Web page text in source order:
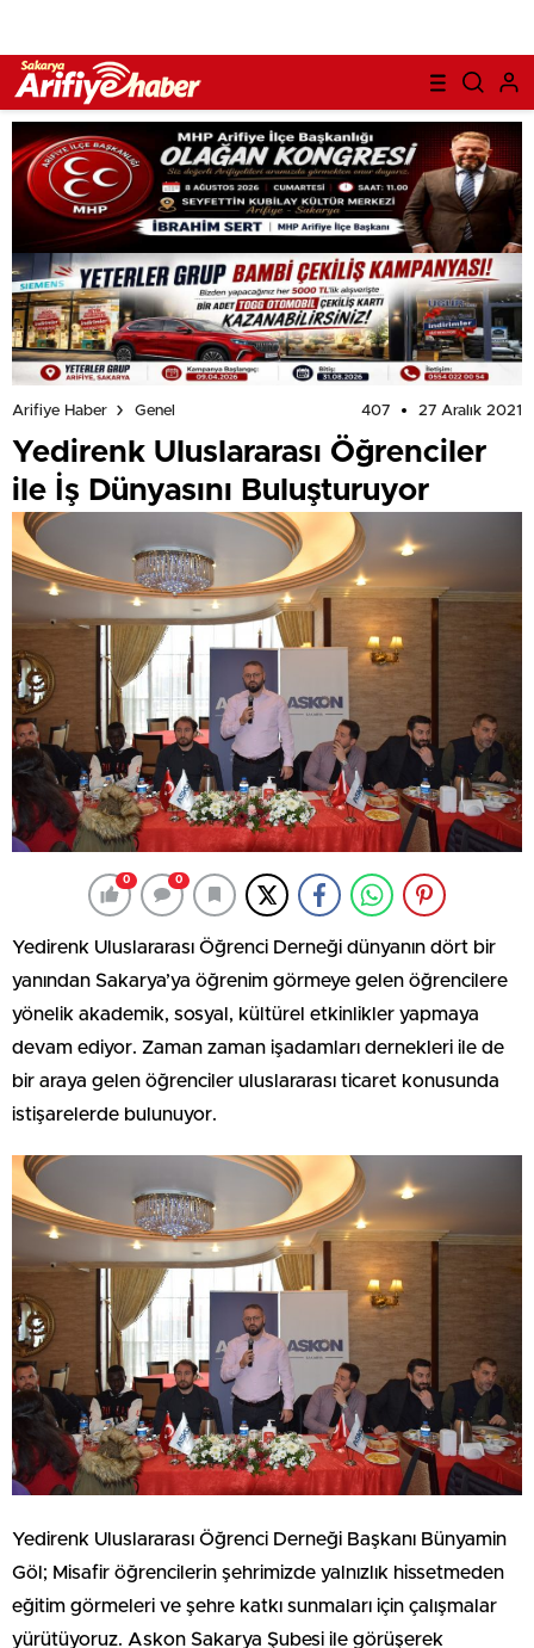
Arifiye Haber Genel 407 27 Aralık 2021
Yedirenk Uluslararası Öğrenciler
ile İş Dünyasını Buluşturuyor
0 0
Yedirenk Uluslararası Öğrenci Derneği dünyanın dört bir
yanından Sakarya’ya öğrenim görmeye gelen öğrencilere
yönelik akademik, sosyal, kültürel etkinlikler yapmaya
devam ediyor. Zaman zaman işadamları dernekleri ile de
bir araya gelen öğrenciler uluslararası ticaret konusunda
istişarelerde bulunuyor.
Yedirenk Uluslararası Öğrenci Derneği Başkanı Bünyamin
Göl; Misafir öğrencilerin şehrimizde yalnızlık hissetmeden
eğitim görmeleri ve şehre katkı sunmaları için çalışmalar
yürütüyoruz. Askon Sakarya Şubesi ile görüşerek